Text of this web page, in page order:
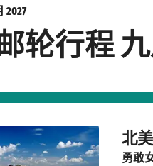
2027
轮行程 九
北
勇敢